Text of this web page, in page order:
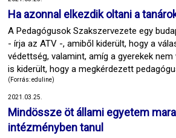
Ha azonnal elkezdik oltani a
A Pedagógusok Szakszervezete egy
- írja az ATV -, amiből kiderült, hogy a
védettség, valamint, amíg a gyerekek
is kiderült, hogy a megkérdezett
(Forrás: eduline)
2021.03.25.
Mindössze öt állami egyetem
intézményben tanul